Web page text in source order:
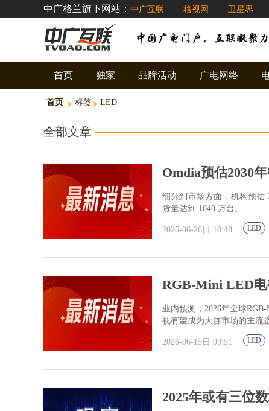
中广格兰旗下网站： 中广互联 格视网 卫星界
首页 独家 品牌活动 广电网络
首页 标签 LED
全部文章
Omdia预估2030
细分到市场方面，机构预估
货量达到 1040 万台。
2026-06-26日 10:48 LED
RGB-Mini LED电
业内预测，2026年全球
视有望成为大屏市场的主流
2026-06-15日 09:51 LED
2025年或有三位